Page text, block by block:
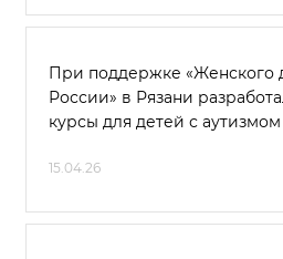
При поддержке «Женского
России» в Рязани
курсы для детей с аутизмом
15.04.26